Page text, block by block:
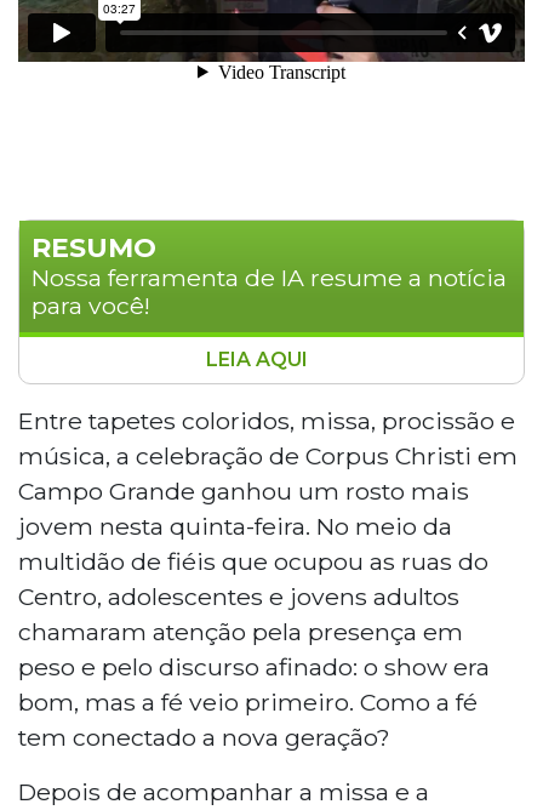
RESUMO
Nossa ferramenta de IA resume a notícia
para você!
A procissão de Corpus Christi reuniu
milhares de fiéis em Campo Grande e
encerrou com show do cantor Thiago
Brado na Avenida Fernando Corrêa da
Costa. O evento destacou a crescente
presença de jovens católicos nas
celebrações da Igreja e como a fé tem
conectado essa nova geração.
LEIA AQUI
Entre tapetes coloridos, missa, procissão e
música, a celebração de Corpus Christi em
Campo Grande ganhou um rosto mais
jovem nesta quinta-feira. No meio da
multidão de fiéis que ocupou as ruas do
Centro, adolescentes e jovens adultos
chamaram atenção pela presença em
peso e pelo discurso afinado: o show era
bom, mas a fé veio primeiro. Como a fé
tem conectado a nova geração?
Depois de acompanhar a missa e a